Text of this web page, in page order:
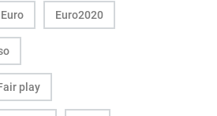
Euro Euro2020
play